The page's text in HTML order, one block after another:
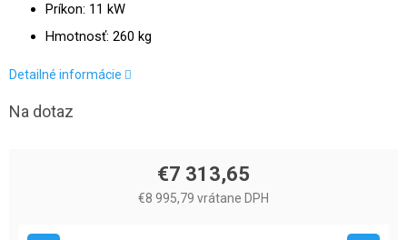
Príkon: 11 kW
Hmotnosť: 260 kg
Detailné informácie
Na dotaz
€7 313,65
€8 995,79 vrátane DPH